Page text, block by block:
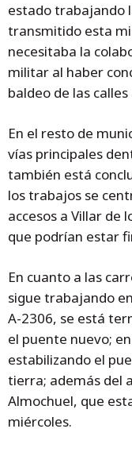
estado trabajando
transmitido esta
necesitaba la
militar al haber
baldeo de las
En el resto de
vías principales
también está
los trabajos se
accesos a Villar de
que podrían estar
En cuanto a las
sigue trabajando
A-2306, se está
el puente nuevo;
estabilizando el
tierra; además del
Almochuel, que
miércoles.